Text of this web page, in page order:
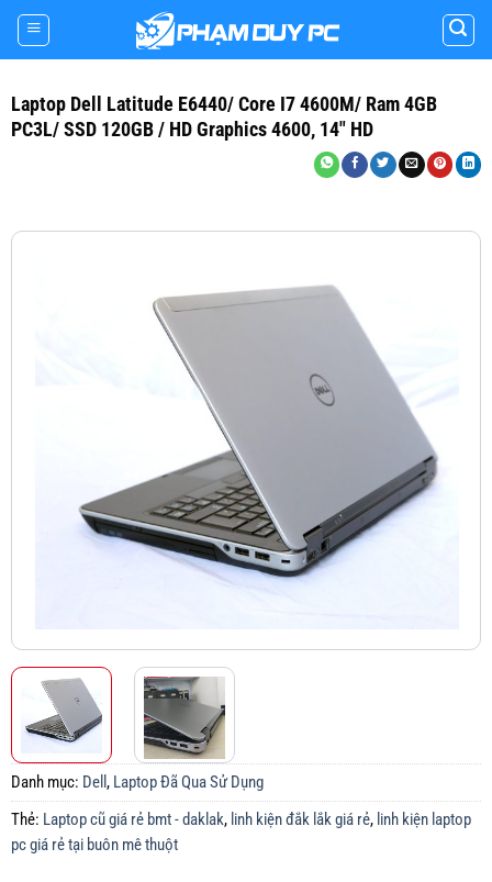
Skip
content
Laptop Dell Latitude E6440/ Core I7 4600M/ Ram 4GB
PC3L/ SSD 120GB / HD Graphics 4600, 14″ HD
Danh mục: Dell , Laptop Đã Qua Sử Dụng
Thẻ: Laptop cũ giá rẻ bmt - daklak, linh kiện đắk lắk giá rẻ, linh kiện laptop
pc giá rẻ tại buôn mê thuột